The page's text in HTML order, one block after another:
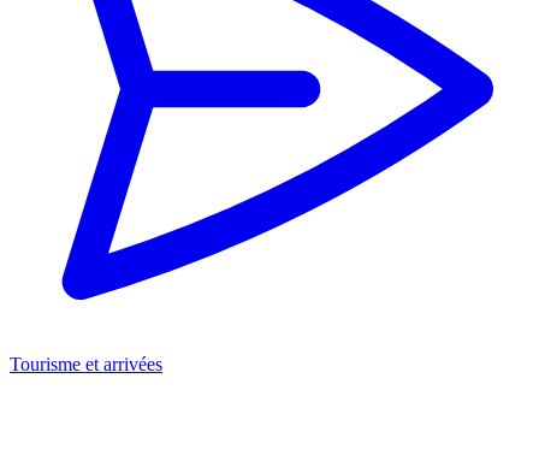
Tourisme et arrivées